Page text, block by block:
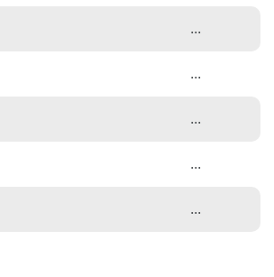
…
…
…
…
…